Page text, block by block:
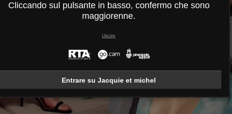
Cliccando sul pulsante in basso, confermo che sono
maggiorenne.
Uscire
Entrare su Jacquie et michel